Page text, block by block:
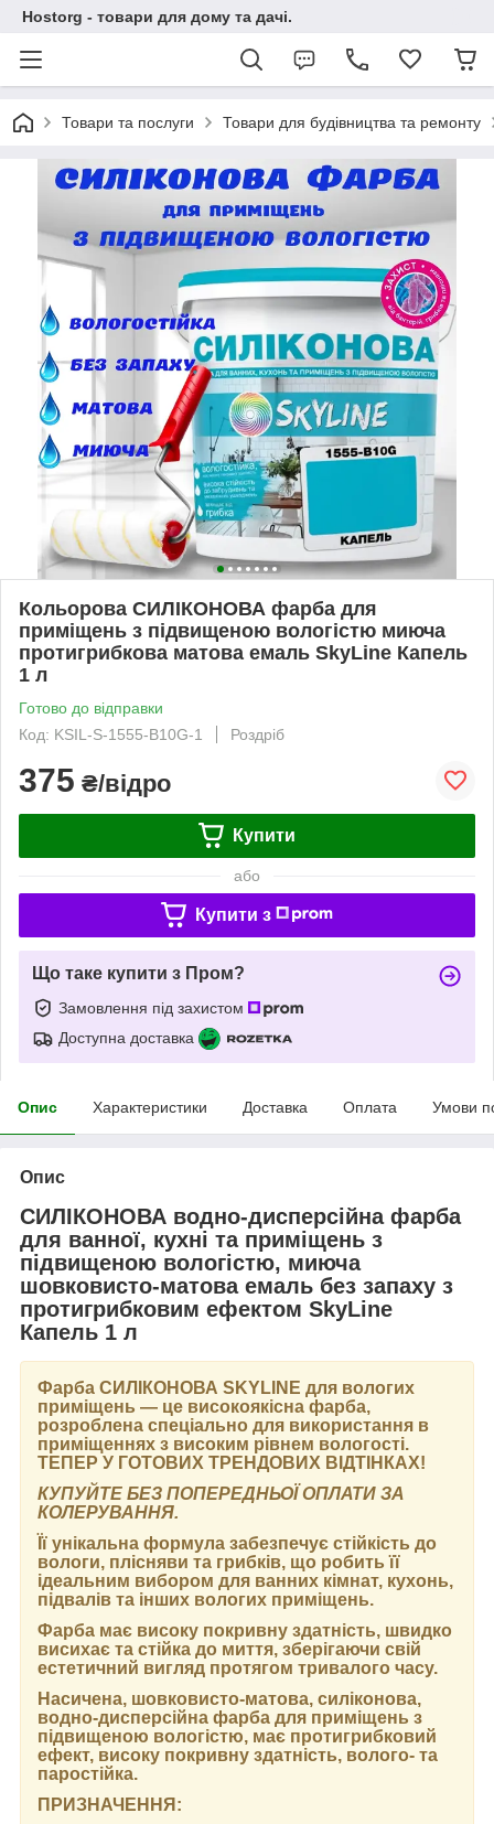
Hostorg - товари для дому та дачі.
Товари та послуги Товари для будівництва та ремонту
Кольорова СИЛІКОНОВА фарба для
приміщень з підвищеною вологістю миюча
протигрибкова матова емаль SkyLine Капель
1 л
Готово до відправки
Код: KSIL-S-1555-B10G-1
Роздріб
375 ₴/відро
Купити
або
Купити з
Що таке купити з Пром?
Замовлення під захистом
Доступна доставка
Опис Характеристики Доставка Оплата Умови
Опис
СИЛІКОНОВА водно-дисперсійна фарба
для ванної, кухні та приміщень з
підвищеною вологістю, миюча
шовковисто-матова емаль без запаху з
протигрибковим ефектом SkyLine
Капель 1 л
Фарба СИЛІКОНОВА SKYLINE для вологих
приміщень — це високоякісна фарба,
розроблена спеціально для використання в
приміщеннях з високим рівнем вологості.
ТЕПЕР У ГОТОВИХ ТРЕНДОВИХ ВІДТІНКАХ!
КУПУЙТЕ БЕЗ ПОПЕРЕДНЬОЇ ОПЛАТИ ЗА
КОЛЕРУВАННЯ.
Її унікальна формула забезпечує стійкість до
вологи, плісняви та грибків, що робить її
ідеальним вибором для ванних кімнат, кухонь,
підвалів та інших вологих приміщень.
Фарба має високу покривну здатність, швидко
висихає та стійка до миття, зберігаючи свій
естетичний вигляд протягом тривалого часу.
Насичена, шовковисто-матова, силіконова,
водно-дисперсійна фарба для приміщень з
підвищеною вологістю, має протигрибковий
ефект, високу покривну здатність, волого- та
паростійка.
ПРИЗНАЧЕННЯ: